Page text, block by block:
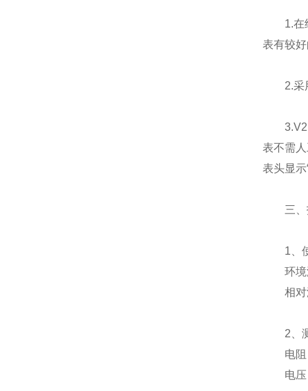
1.在结
表有较
2.采用
表不需
表头显
三、
1、使
环境
相对
2、测
电阻：
电压